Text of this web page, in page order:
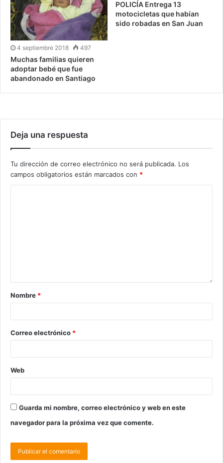
4 septiembre 2018 497
Muchas familias quieren
adoptar bebé que fue
abandonado en Santiago
POLICÍA Entrega 13
motocicletas que habían
sido robadas en San Juan
Deja una respuesta
Tu dirección de correo electrónico no será publicada. Los
campos obligatorios están marcados con *
Nombre *
Correo electrónico *
Web
Guarda mi nombre, correo electrónico y web en este
navegador para la próxima vez que comente.